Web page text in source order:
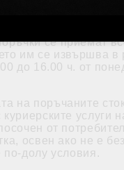
се приемат
им се извършва в
до 16.00 ч. от
на поръчаните
услуги
от
освен ако не е
по-долу условия.